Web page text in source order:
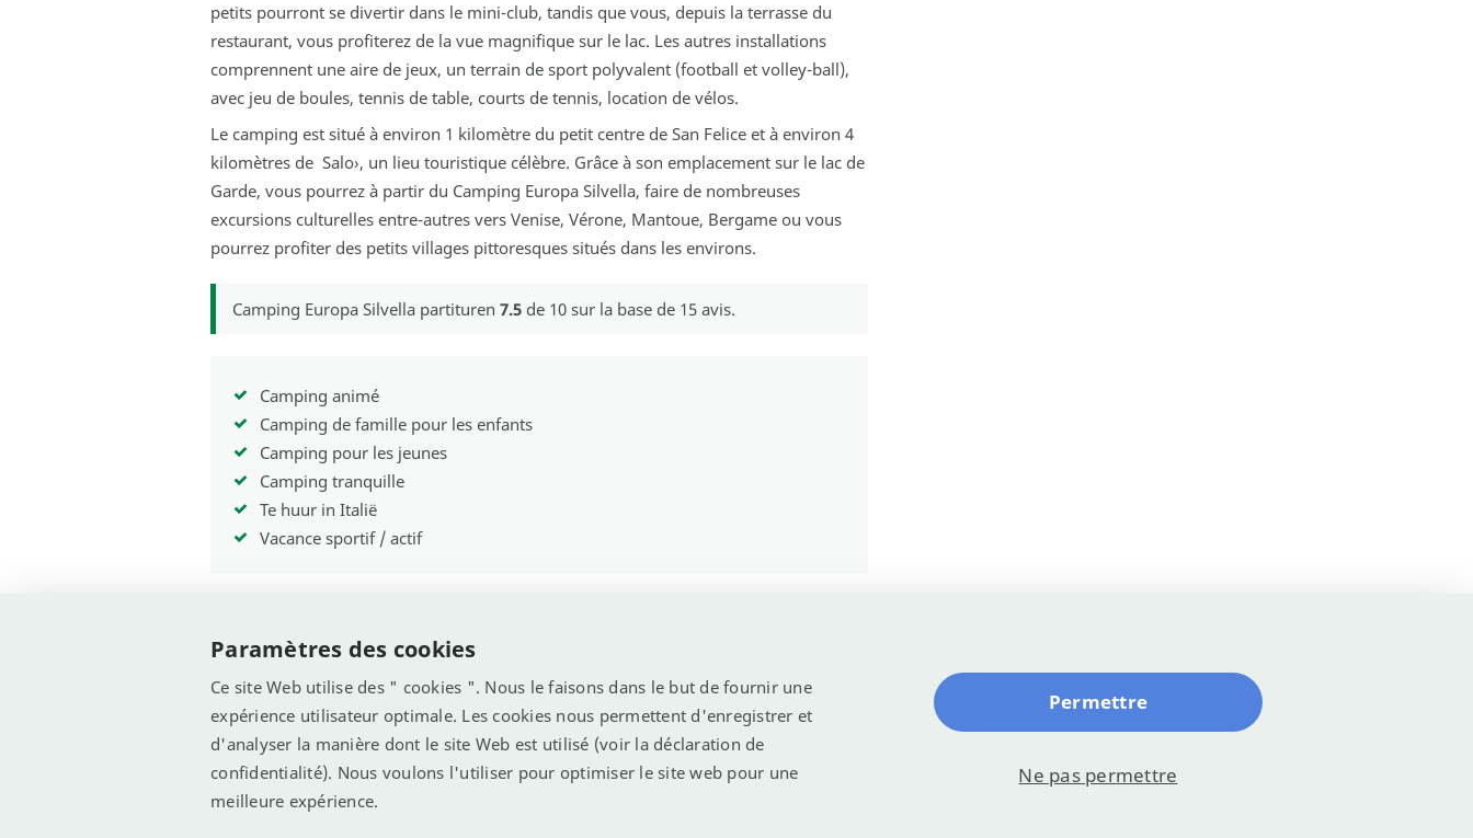
petits pourront se divertir dans le mini-club, tandis que vous, depuis la terrasse du
restaurant, vous profiterez de la vue magnifique sur le lac. Les autres installations
comprennent une aire de jeux, un terrain de sport polyvalent (football et volley-ball),
avec jeu de boules, tennis de table, courts de tennis, location de vélos.
Le camping est situé à environ 1 kilomètre du petit centre de San Felice et à environ 4
kilomètres de Salo›, un lieu touristique célèbre. Grâce à son emplacement sur le lac de
Garde, vous pourrez à partir du Camping Europa Silvella, faire de nombreuses
excursions culturelles entre-autres vers Venise, Vérone, Mantoue, Bergame ou vous
pourrez profiter des petits villages pittoresques situés dans les environs.
Camping Europa Silvella partituren 7.5 de 10 sur la base de 15 avis.
Camping animé
Camping de famille pour les enfants
Camping pour les jeunes
Camping tranquille
Te huur in Italië
Vacance sportif / actif
© Recreatie Media 2026 Conditions générales Sitemap Votre vie privée
Paramètres des cookies
Ce site Web utilise des " cookies ". Nous le faisons dans le but de fournir une
expérience utilisateur optimale. Les cookies nous permettent d'enregistrer et
d'analyser la manière dont le site Web est utilisé (voir la déclaration de
confidentialité). Nous voulons l'utiliser pour optimiser le site web pour une
meilleure expérience.
Permettre
Ne pas permettre